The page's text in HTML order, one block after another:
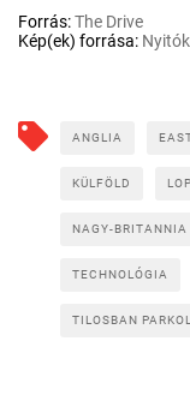
Forrás:The Drive
Kép(ek) forrása:
ANGLIA
KÜLFÖLD
NAGY-BRITANNIA
TECHNOLÓGIA
TILOSBAN